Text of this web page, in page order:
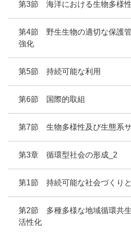
第3節 海洋における生物多様
第4節 野生生物の適切な保護
強化
第5節 持続可能な利用
第6節 国際的取組
第7節 生物多様性及び生態系
第3章 循環型社会の形成_2
第1節 持続可能な社会づくり
第2節 多種多様な地域循環共
活性化